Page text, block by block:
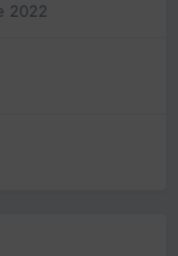
2022